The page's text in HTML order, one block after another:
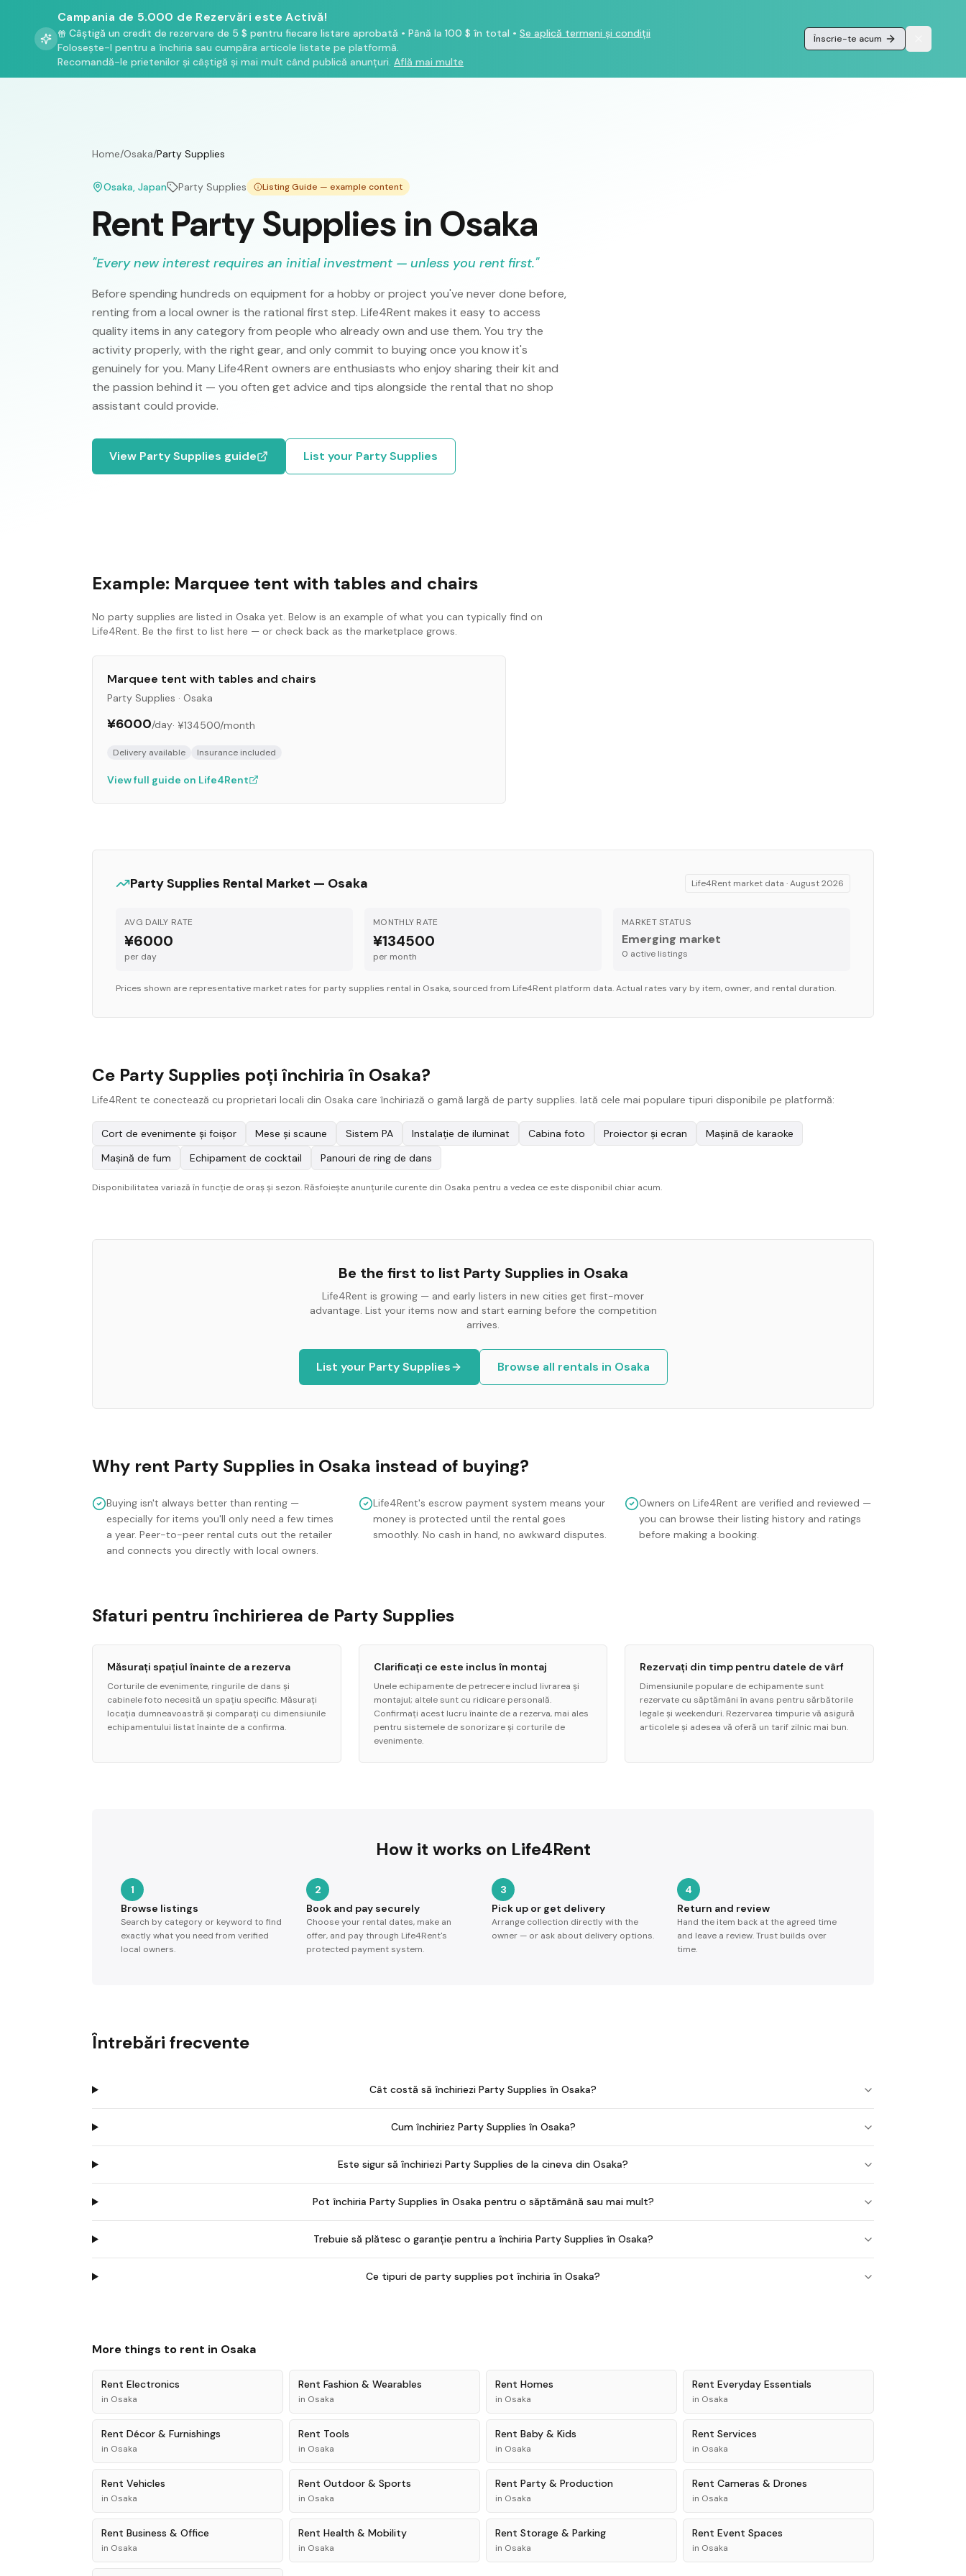
Campania de 5.000 de Rezervări este Activă!
Câștigă un credit de rezervare de 5 $ pentru fiecare listare aprobată • Până la 100 $ în total • Se aplică termeni și condiții
Folosește-l pentru a închiria sau cumpăra articole listate pe platformă.
Recomandă-le prietenilor și câștigă și mai mult când publică anunțuri. Află mai multe
Înscrie-te acum
Home/Osaka/Party Supplies
Osaka, Japan Party Supplies Listing Guide — example content
Rent Party Supplies in Osaka
"Every new interest requires an initial investment — unless you rent first."
Before spending hundreds on equipment for a hobby or project you've never done before,
renting from a local owner is the rational first step. Life4Rent makes it easy to access
quality items in any category from people who already own and use them. You try the
activity properly, with the right gear, and only commit to buying once you know it's
genuinely for you. Many Life4Rent owners are enthusiasts who enjoy sharing their kit and
the passion behind it — you often get advice and tips alongside the rental that no shop
assistant could provide.
View Party Supplies guide List your Party Supplies
Example: Marquee tent with tables and chairs
No party supplies are listed in Osaka yet. Below is an example of what you can typically find on
Life4Rent. Be the first to list here — or check back as the marketplace grows.
Marquee tent with tables and chairs
Party Supplies · Osaka
¥6000/day· ¥134500/month
Delivery available Insurance included
View full guide on Life4Rent
Party Supplies Rental Market — Osaka Life4Rent market data ·August 2026
AVG DAILY RATE
¥6000
per day
MONTHLY RATE
¥134500
per month
MARKET STATUS
Emerging market
0 active listings
Prices shown are representative market rates for party supplies rental in Osaka, sourced from Life4Rent platform data. Actual rates vary by item, owner, and rental duration.
Ce Party Supplies poți închiria în Osaka?
Life4Rent te conectează cu proprietari locali din Osaka care închiriază o gamă largă de party supplies. Iată cele mai populare tipuri disponibile pe platformă:
Cort de evenimente și foișor Mese și scaune Sistem PA Instalație de iluminat Cabina foto Proiector și ecran
Mașină de karaoke
Mașină de fum
Echipament de cocktail Panouri de ring de dans
Disponibilitatea variază în funcție de oraș și sezon. Răsfoiește anunțurile curente din Osaka pentru a vedea ce este disponibil chiar acum.
Be the first to list Party Supplies in Osaka
Life4Rent is growing — and early listers in new cities get first-mover
advantage. List your items now and start earning before the competition
arrives.
List your Party Supplies Browse all rentals in Osaka
Why rent Party Supplies in Osaka instead of buying?
Buying isn't always better than renting —
especially for items you'll only need a few times
a year. Peer-to-peer rental cuts out the retailer
and connects you directly with local owners.
Life4Rent's escrow payment system means your
money is protected until the rental goes
smoothly. No cash in hand, no awkward disputes.
Owners on Life4Rent are verified and reviewed —
you can browse their listing history and ratings
before making a booking.
Sfaturi pentru închirierea de Party Supplies
Măsurați spațiul înainte de a rezerva
Corturile de evenimente, ringurile de dans și
cabinele foto necesită un spațiu specific. Măsurați
locația dumneavoastră și comparați cu dimensiunile
echipamentului listat înainte de a confirma.
Clarificați ce este inclus în montaj
Unele echipamente de petrecere includ livrarea și
montajul; altele sunt cu ridicare personală.
Confirmați acest lucru înainte de a rezerva, mai ales
pentru sistemele de sonorizare și corturile de
evenimente.
Rezervați din timp pentru datele de vârf
Dimensiunile populare de echipamente sunt
rezervate cu săptămâni în avans pentru sărbătorile
legale și weekenduri. Rezervarea timpurie vă asigură
articolele și adesea vă oferă un tarif zilnic mai bun.
How it works on Life4Rent
1
Browse listings
Search by category or keyword to find
exactly what you need from verified
local owners.
2
Book and pay securely
Choose your rental dates, make an
offer, and pay through Life4Rent's
protected payment system.
3
Pick up or get delivery
Arrange collection directly with the
owner — or ask about delivery options.
4
Return and review
Hand the item back at the agreed time
and leave a review. Trust builds over
time.
Întrebări frecvente
Cât costă să închiriezi Party Supplies în Osaka?
Cum închiriez Party Supplies în Osaka?
Este sigur să închiriezi Party Supplies de la cineva din Osaka?
Pot închiria Party Supplies în Osaka pentru o săptămână sau mai mult?
Trebuie să plătesc o garanție pentru a închiria Party Supplies în Osaka?
Ce tipuri de party supplies pot închiria în Osaka?
More things to rent in Osaka
Rent Electronics
in Osaka
Rent Fashion & Wearables
in Osaka
Rent Homes
in Osaka
Rent Everyday Essentials
in Osaka
Rent Décor & Furnishings
in Osaka
Rent Tools
in Osaka
Rent Baby & Kids
in Osaka
Rent Services
in Osaka
Rent Vehicles
in Osaka
Rent Outdoor & Sports
in Osaka
Rent Party & Production
in Osaka
Rent Cameras & Drones
in Osaka
Rent Business & Office
in Osaka
Rent Health & Mobility
in Osaka
Rent Storage & Parking
in Osaka
Rent Event Spaces
in Osaka